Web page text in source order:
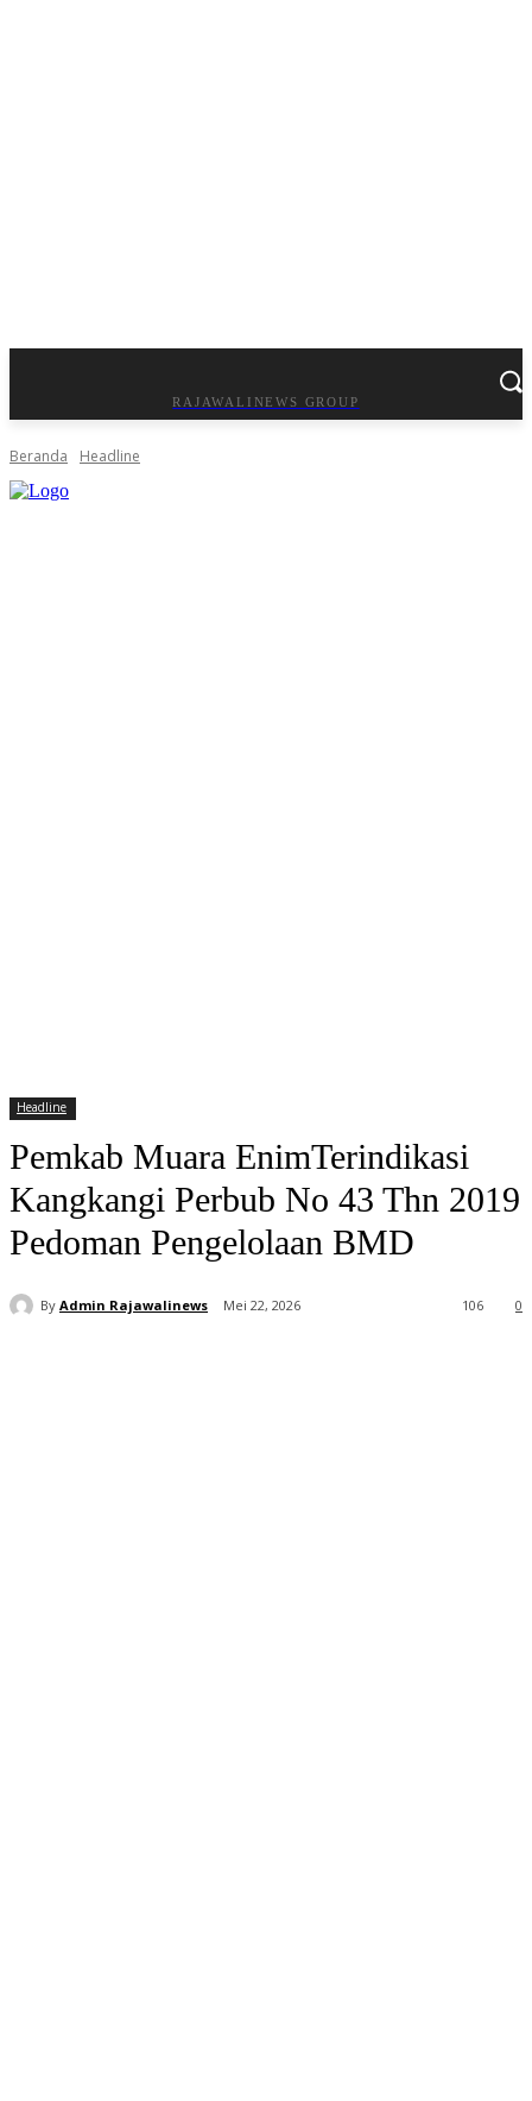
RAJAWALINEWS GROUP
Beranda Headline
Headline
Pemkab Muara EnimTerindikasi
Kangkangi Perbub No 43 Thn 2019
Pedoman Pengelolaan BMD
By Admin Rajawalinews Mei 22, 2026 0
106